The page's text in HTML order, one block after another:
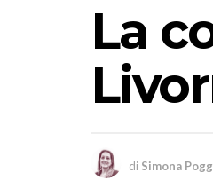
La
di Simona